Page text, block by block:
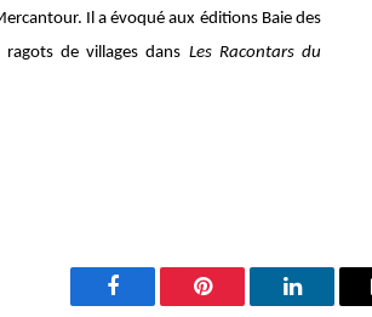
Il a évoqué aux éditions Baie des
ragots de villages dans Les Racontars du
Facebook Pinterest LinkedIn